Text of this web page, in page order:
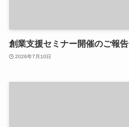
創業支援セミナー開催のご報告
2026年7月10日